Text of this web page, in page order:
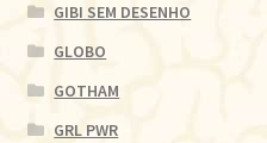
GIBI SEM DESENHO
GLOBO
GOTHAM
GRL PWR